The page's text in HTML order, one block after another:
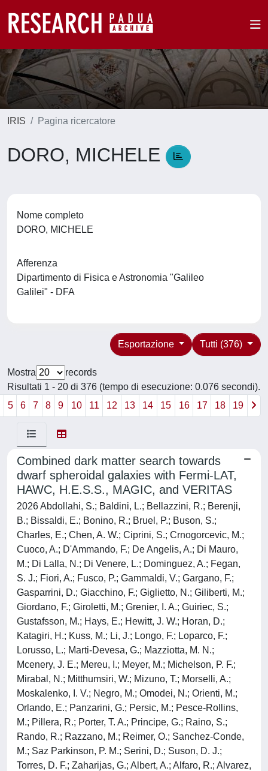
IRIS Pagina ricercatore
DORO, MICHELE
Nome completo
DORO, MICHELE
Afferenza
Dipartimento di Fisica e Astronomia "Galileo
Galilei" - DFA
Tutti (376)
Esportazione
Mostra
records
Risultati 1 - 20 di 376 (tempo di esecuzione: 0.076 secondi).
5 6 7 8 9 10 11 12 13 14 15 16 17 18 19
Combined dark matter search towards
dwarf spheroidal galaxies with Fermi-LAT,
HAWC, H.E.S.S., MAGIC, and VERITAS
2026 Abdollahi, S.; Baldini, L.; Bellazzini, R.; Berenji,
B.; Bissaldi, E.; Bonino, R.; Bruel, P.; Buson, S.;
Charles, E.; Chen, A. W.; Ciprini, S.; Crnogorcevic, M.;
Cuoco, A.; D'Ammando, F.; De Angelis, A.; Di Mauro,
M.; Di Lalla, N.; Di Venere, L.; Dominguez, A.; Fegan,
S. J.; Fiori, A.; Fusco, P.; Gammaldi, V.; Gargano, F.;
Gasparrini, D.; Giacchino, F.; Giglietto, N.; Giliberti, M.;
Giordano, F.; Giroletti, M.; Grenier, I. A.; Guiriec, S.;
Gustafsson, M.; Hays, E.; Hewitt, J. W.; Horan, D.;
Katagiri, H.; Kuss, M.; Li, J.; Longo, F.; Loparco, F.;
Lorusso, L.; Marti-Devesa, G.; Mazziotta, M. N.;
Mcenery, J. E.; Mereu, I.; Meyer, M.; Michelson, P. F.;
Mirabal, N.; Mitthumsiri, W.; Mizuno, T.; Morselli, A.;
Moskalenko, I. V.; Negro, M.; Omodei, N.; Orienti, M.;
Orlando, E.; Panzarini, G.; Persic, M.; Pesce-Rollins,
M.; Pillera, R.; Porter, T. A.; Principe, G.; Raino, S.;
Rando, R.; Razzano, M.; Reimer, O.; Sanchez-Conde,
M.; Saz Parkinson, P. M.; Serini, D.; Suson, D. J.;
Torres, D. F.; Zaharijas, G.; Albert, A.; Alfaro, R.; Alvarez,